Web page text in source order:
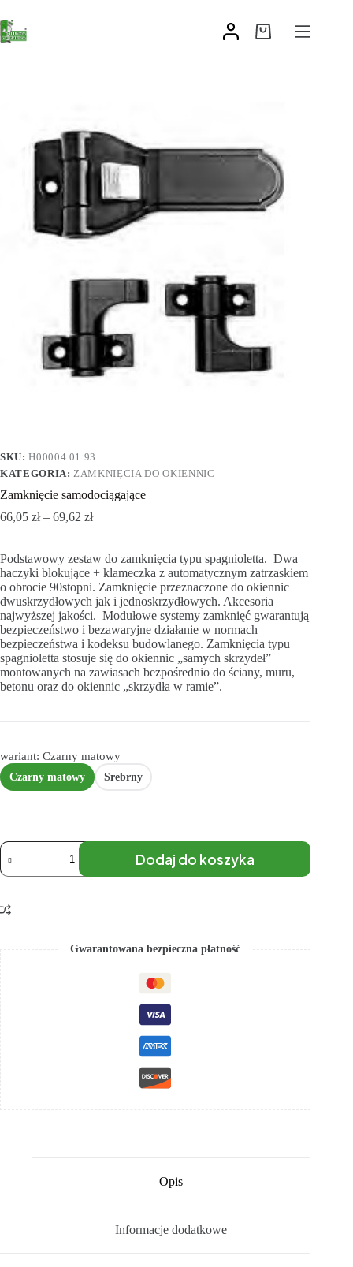
SKU:H00004.01.93
KATEGORIA:ZAMKNIĘCIA DO OKIENNIC
Zamknięcie samodociągające
66,05 zł– 69,62 zł
Podstawowy zestaw do zamknięcia typu spagnioletta. Dwa
haczyki blokujące + klameczka z automatycznym zatrzaskiem
o obrocie 90stopni. Zamknięcie przeznaczone do okiennic
dwuskrzydłowych jak i jednoskrzydłowych. Akcesoria
najwyższej jakości. Modułowe systemy zamknięć gwarantują
bezpieczeństwo i bezawaryjne działanie w normach
bezpieczeństwa i kodeksu budowlanego. Zamknięcia typu
spagnioletta stosuje się do okiennic „samych skrzydeł”
montowanych na zawiasach bezpośrednio do ściany, muru,
betonu oraz do okiennic „skrzydła w ramie”.
wariant: Czarny matowy
Czarny matowy Srebrny
Dodaj do koszyka
Gwarantowana bezpieczna płatność
Opis
Informacje dodatkowe